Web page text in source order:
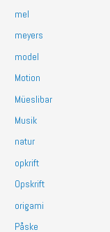
mel
meyers
model
Motion
Müeslibar
Musik
natur
opkrift
Opskrift
origami
Påske